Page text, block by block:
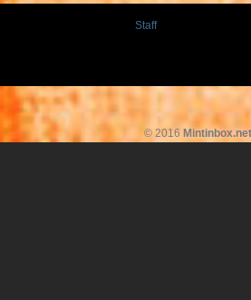
Staff
© 2016 Mintinbox.net